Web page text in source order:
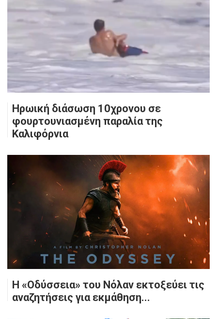
Ηρωική διάσωση 10χρονου σε
φουρτουνιασμένη παραλία της
Καλιφόρνια
Η «Οδύσσεια» του Νόλαν εκτοξεύει τις
αναζητήσεις για εκμάθηση...